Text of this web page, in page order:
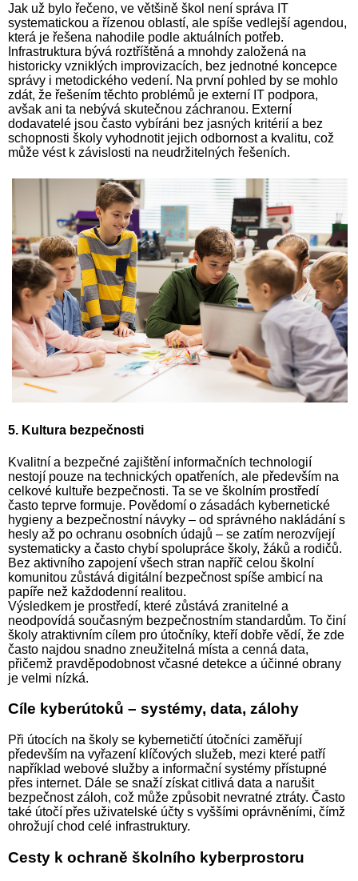
Jak už bylo řečeno, ve většině škol není správa IT
systematickou a řízenou oblastí, ale spíše vedlejší agendou,
která je řešena nahodile podle aktuálních potřeb.
Infrastruktura bývá roztříštěná a mnohdy založená na
historicky vzniklých improvizacích, bez jednotné koncepce
správy i metodického vedení. Na první pohled by se mohlo
zdát, že řešením těchto problémů je externí IT podpora,
avšak ani ta nebývá skutečnou záchranou. Externí
dodavatelé jsou často vybíráni bez jasných kritérií a bez
schopnosti školy vyhodnotit jejich odbornost a kvalitu, což
může vést k závislosti na neudržitelných řešeních.
5. Kultura bezpečnosti
Kvalitní a bezpečné zajištění informačních technologií
nestojí pouze na technických opatřeních, ale především na
celkové kultuře bezpečnosti. Ta se ve školním prostředí
často teprve formuje. Povědomí o zásadách kybernetické
hygieny a bezpečnostní návyky – od správného nakládání s
hesly až po ochranu osobních údajů – se zatím nerozvíjejí
systematicky a často chybí spolupráce školy, žáků a rodičů.
Bez aktivního zapojení všech stran napříč celou školní
komunitou zůstává digitální bezpečnost spíše ambicí na
papíře než každodenní realitou.
Výsledkem je prostředí, které zůstává zranitelné a
neodpovídá současným bezpečnostním standardům. To činí
školy atraktivním cílem pro útočníky, kteří dobře vědí, že zde
často najdou snadno zneužitelná místa a cenná data,
přičemž pravděpodobnost včasné detekce a účinné obrany
je velmi nízká.
Cíle kyberútoků – systémy, data, zálohy
Při útocích na školy se kybernetičtí útočníci zaměřují
především na vyřazení klíčových služeb, mezi které patří
například webové služby a informační systémy přístupné
přes internet. Dále se snaží získat citlivá data a narušit
bezpečnost záloh, což může způsobit nevratné ztráty. Často
také útočí přes uživatelské účty s vyššími oprávněními, čímž
ohrožují chod celé infrastruktury.
Cesty k ochraně školního kyberprostoru